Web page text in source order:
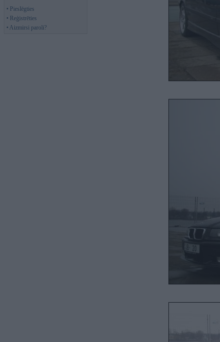
• Pieslēgties
• Reģistrēties
• Aizmirsi paroli?